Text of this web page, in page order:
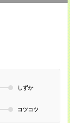
しずか
コツコツ